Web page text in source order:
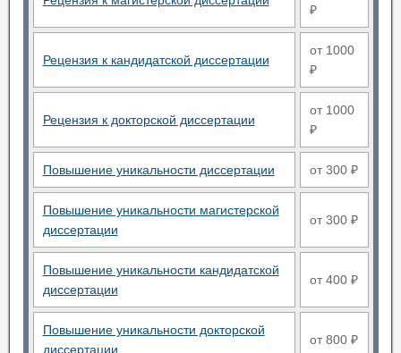
₽
Рецензия к кандидатской диссертации
от 1000
₽
Рецензия к докторской диссертации
от 1000
₽
Повышение уникальности диссертации от 300 ₽
Повышение уникальности магистерской
диссертации
от 300 ₽
Повышение уникальности кандидатской
диссертации
от 400 ₽
Повышение уникальности докторской
диссертации
от 800 ₽